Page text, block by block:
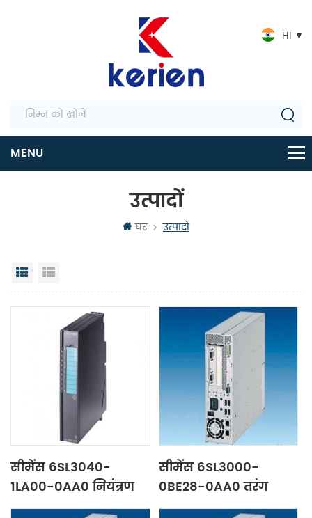
HI
उत्पादों
घर उत्पादों
जालक दृश्य
सीमेंस 6SL3040-
1LA00-0AA0 नियंत्रण
इकाई
सीमेंस 6SL3000-
0BE28-0AA0 तरंग
फ़िल्टर